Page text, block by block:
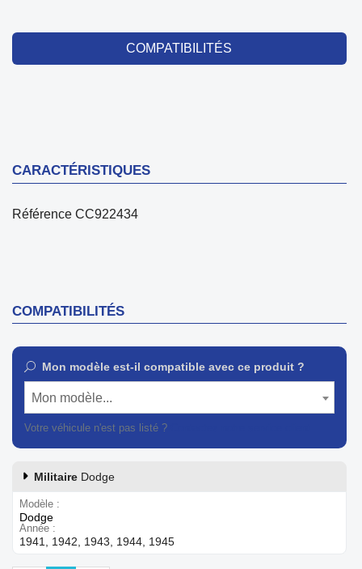
COMPATIBILITÉS
CARACTÉRISTIQUES
Référence CC922434
COMPATIBILITÉS
Mon modèle est-il compatible avec ce produit ?
Mon modèle...
Votre véhicule n'est pas listé ?
Militaire Dodge
Modèle
Dodge
Année
1941, 1942, 1943, 1944, 1945